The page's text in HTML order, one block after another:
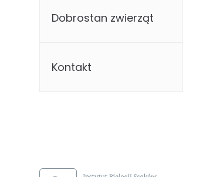
Dobrostan zwierząt
Kontakt